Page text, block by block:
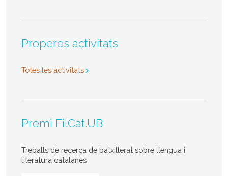
Properes activitats
Totes les activitats
Premi FilCat.UB
Treballs de recerca de batxillerat sobre llengua i
literatura catalanes